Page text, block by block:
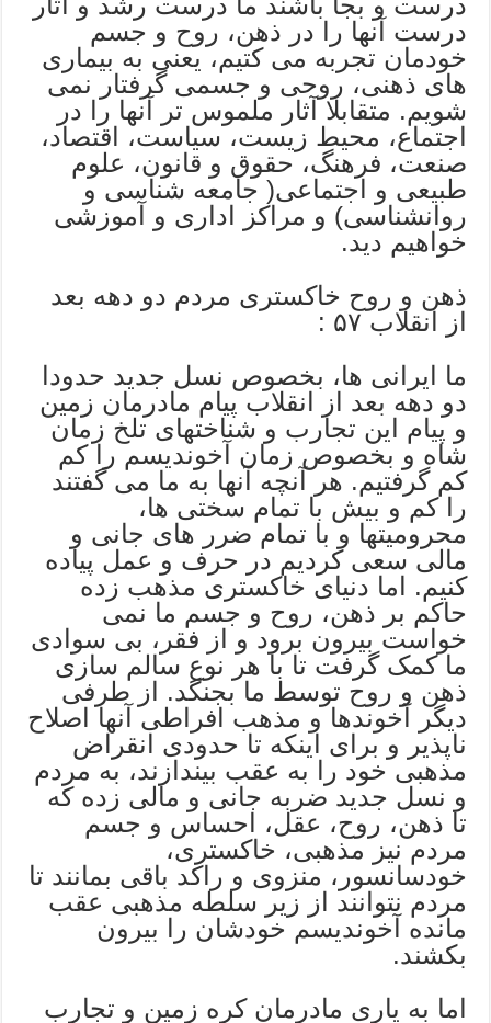
درست آنها را در ذهن، روح و جسم
خودمان تجربه می کتیم، یعنی به بیماری
های ذهنی، روحی و جسمی گرفتار نمی
شویم. متقابلا آثار ملموس تر آنها را در
اجتماع، محیط زیست، سیاست، اقتصاد،
صنعت، فرهنگ، حقوق و قانون، علوم
طبیعی و اجتماعی( جامعه شناسی و
روانشناسی) و مراکز اداری و آموزشی
خواهیم دید.
ذهن و روح خاکستری مردم دو دهه بعد
از انقلاب ۵۷ :
ما ایرانی ها، بخصوص نسل جدید حدودا
دو دهه بعد از انقلاب پیام مادرمان زمین
و پیام این تجارب و شناختهای تلخ زمان
شاه و بخصوص زمان آخوندیسم را کم
کم گرفتیم. هر آنچه آنها به ما می گفتند
را کم و بیش با تمام سختی ها،
محرومیتها و با تمام ضرر های جانی و
مالی سعی کردیم در حرف و عمل پیاده
کنیم. اما دنیای خاکستری مذهب زده
حاکم بر ذهن، روح و جسم ما نمی
خواست بیرون برود و از فقر، بی سوادی
ما کمک گرفت تا با هر نوع سالم سازی
ذهن و روح توسط ما بجنگد. از طرفی
دیگر آخوندها و مذهب افراطی آنها اصلاح
ناپذیر و برای اینکه تا حدودی انقراض
مذهبی خود را به عقب بیندازند، به مردم
و نسل جدید ضربه جانی و مالی زده که
تا ذهن، روح، عقل، احساس و جسم
مردم نیز مذهبی، خاکستری،
خودسانسور، منزوی و راکد باقی بمانند تا
مردم نتوانند از زیر سلطه مذهبی عقب
مانده آخوندیسم خودشان را بیرون
بکشند.
اما به یاری مادرمان کره زمین و تجارب